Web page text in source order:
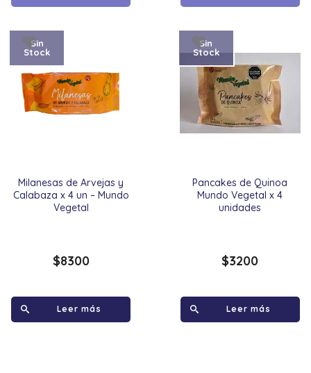
Milanesas de Arvejas y
Calabaza x 4 un – Mundo
Vegetal
Sin
Stock
$8300
Leer más
Pancakes de Quinoa
Mundo Vegetal x 4
unidades
Sin
Stock
$3200
Leer más